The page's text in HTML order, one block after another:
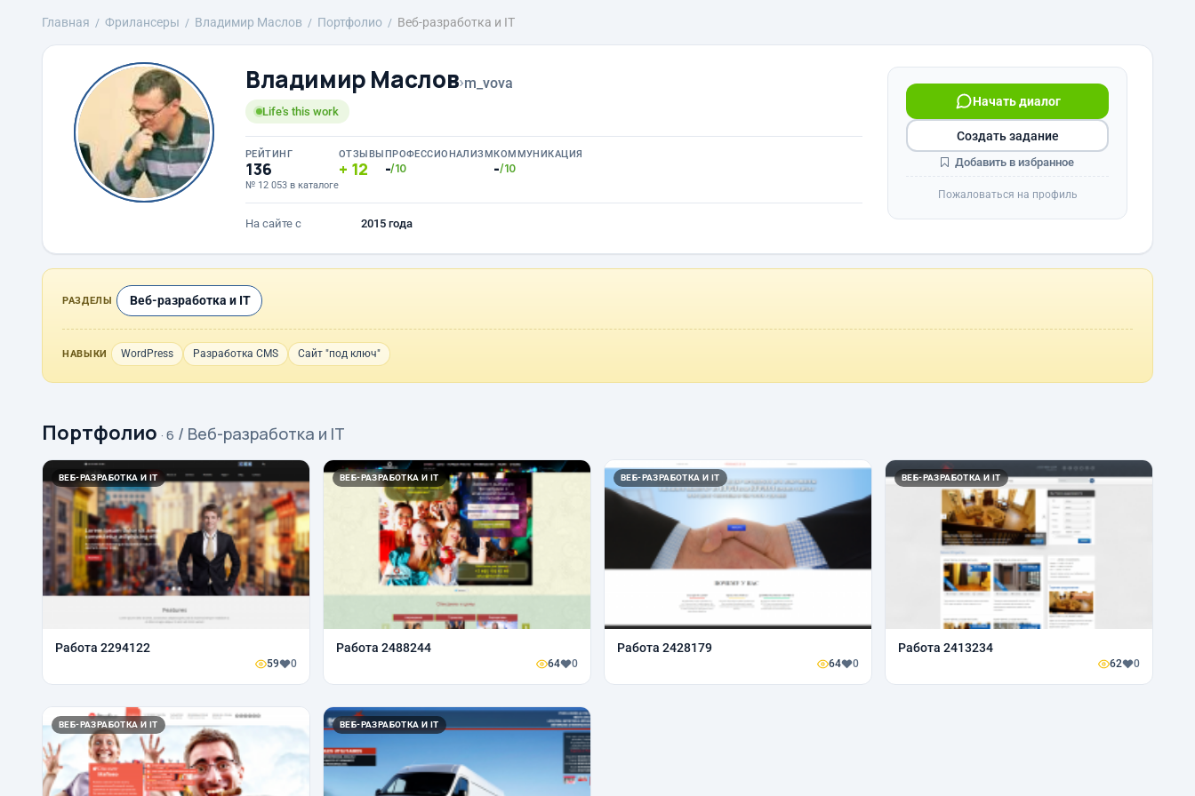
Главная Фрилансеры Владимир Маслов Портфолио Веб-разработка и IT
Владимир Маслов›m_vova
Life's this work
РЕЙТИНГ
136
№ 12 053 в каталоге
ОТЗЫВЫ
12
ПРОФЕССИОНАЛИЗМ
-/10
КОММУНИКАЦИЯ
-/10
На сайте с 2015 года
Начать диалог
Создать задание
Добавить в избранное
Пожаловаться на профиль
РАЗДЕЛЫ Веб-разработка и IT
НАВЫКИ WordPress Разработка CMS Сайт "под ключ"
Портфолио · 6 / Веб-разработка и IT
ВЕБ-РАЗРАБОТКА И IT
Работа 2294122
59 0
ВЕБ-РАЗРАБОТКА И IT
Работа 2488244
64 0
ВЕБ-РАЗРАБОТКА И IT
Работа 2428179
64 0
ВЕБ-РАЗРАБОТКА И IT
Работа 2413234
62 0
ВЕБ-РАЗРАБОТКА И IT ВЕБ-РАЗРАБОТКА И IT